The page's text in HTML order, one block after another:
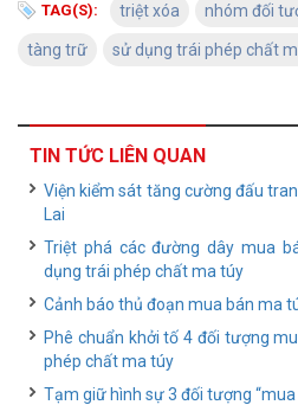
TAG(S): triệt xóa nhóm đối
tàng trữ sử dụng trái phép chất
TIN TỨC LIÊN QUAN
Viện kiểm sát tăng cường đấu
Lai
Triệt phá các đường dây mua
dụng trái phép chất ma túy
Cảnh báo thủ đoạn mua bán ma
Phê chuẩn khởi tố 4 đối tượng
phép chất ma túy
Tạm giữ hình sự 3 đối tượng